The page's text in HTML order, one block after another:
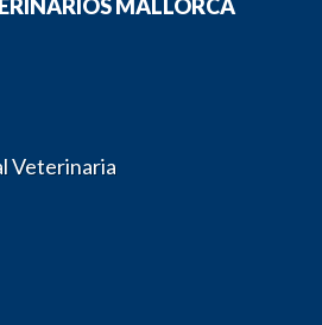
MALLORCA
Veterinaria